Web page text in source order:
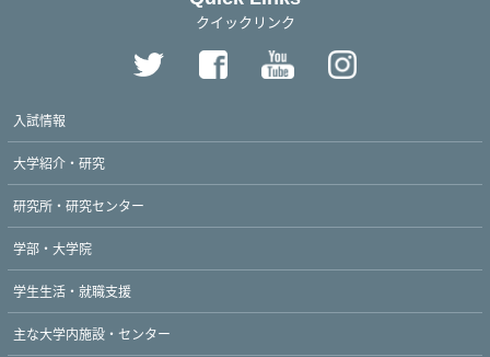
クイックリンク
入試情報
大学紹介・研究
研究所・研究センター
学部・大学院
学生生活・就職支援
主な大学内施設・センター